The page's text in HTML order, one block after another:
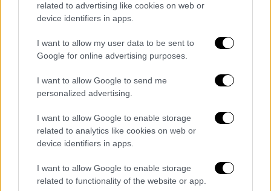
related to advertising like cookies on web or
device identifiers in apps.
I want to allow my user data to be sent to
Google for online advertising purposes.
I want to allow Google to send me
personalized advertising.
I want to allow Google to enable storage
related to analytics like cookies on web or
device identifiers in apps.
I want to allow Google to enable storage
related to functionality of the website or app.
Κόσμος|31.05.2024 07:20
Στοιχεία σοκ: Θύματα σεξουαλικής
κακοποίησης στο Διαδίκτυο πέφτουν